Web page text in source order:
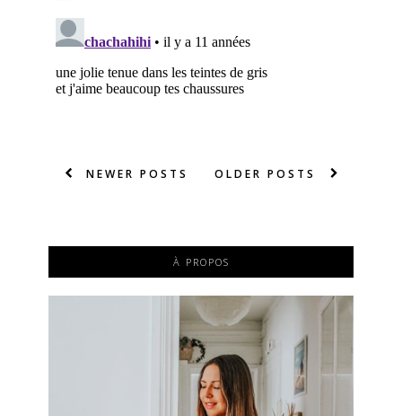
NEWER POSTS OLDER POSTS
À PROPOS